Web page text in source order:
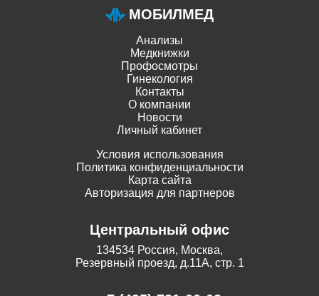
МОБИЛМЕД
Анализы
Медкнижки
Профосмотры
Гинекология
Контакты
О компании
Новости
Личный кабинет
Условия использования
Политика конфиденциальности
Карта сайта
Авторизация для партнеров
Центральный офис
134534 Россия, Москва,
Резервный проезд, д.11А, стр. 1